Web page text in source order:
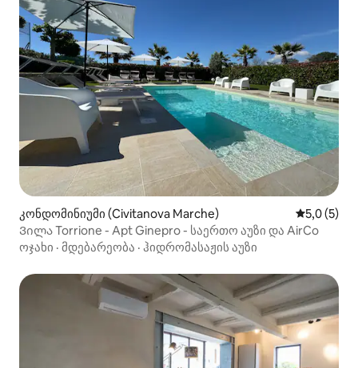
კონდომინიუმი (Civitanova Marche) საშუალო
5,0 (5)
Ვილა Torrione - Apt Ginepro - საერთო აუზი და AirCo
ოჯახი · მდებარეობა · ჰიდრომასაჟის აუზი